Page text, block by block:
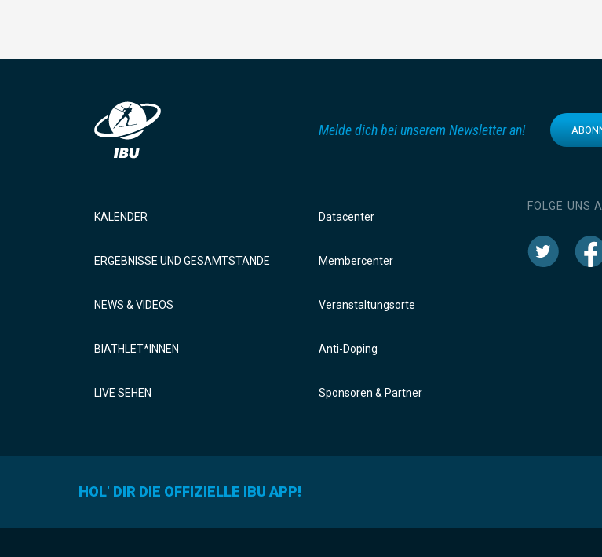
Melde dich bei unserem Newsletter an!
KALENDER
ERGEBNISSE UND GESAMTSTÄNDE
NEWS & VIDEOS
BIATHLET*INNEN
LIVE SEHEN
Datacenter
Membercenter
Veranstaltungsorte
Anti-Doping
Sponsoren & Partner
FOLGE UNS
HOL' DIR DIE OFFIZIELLE IBU APP!